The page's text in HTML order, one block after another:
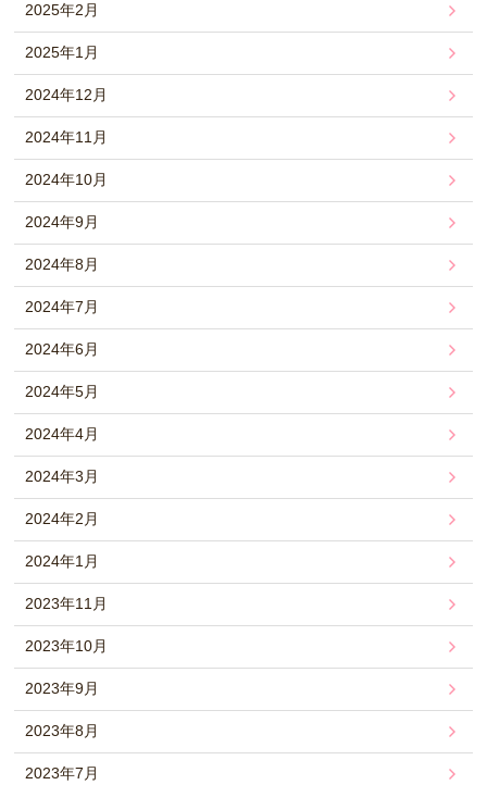
2025年2月
2025年1月
2024年12月
2024年11月
2024年10月
2024年9月
2024年8月
2024年7月
2024年6月
2024年5月
2024年4月
2024年3月
2024年2月
2024年1月
2023年11月
2023年10月
2023年9月
2023年8月
2023年7月